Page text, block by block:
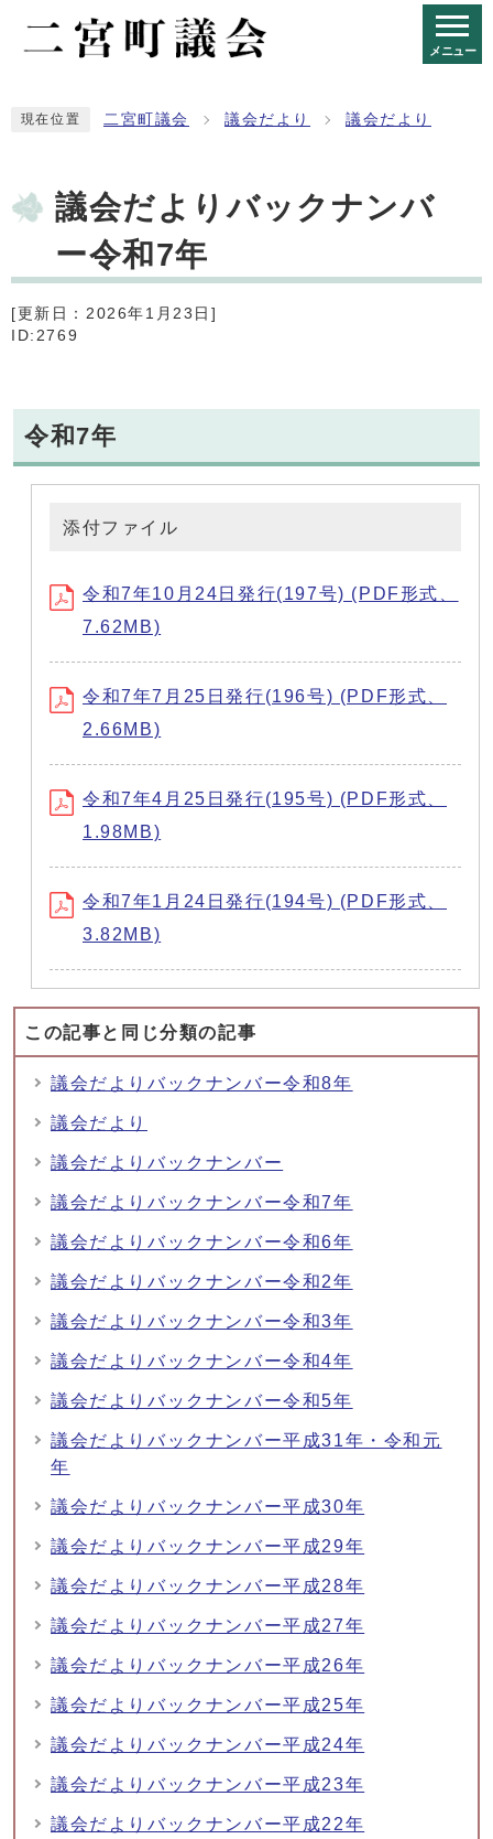
メニュー
現在位置 二宮町議会 議会だより 議会だより
議会だよりバックナンバ
ー令和7年
[更新日：2026年1月23日]
ID:2769
令和7年
添付ファイル
令和7年10月24日発行(197号) (PDF形式、
7.62MB)
令和7年7月25日発行(196号) (PDF形式、
2.66MB)
令和7年4月25日発行(195号) (PDF形式、
1.98MB)
令和7年1月24日発行(194号) (PDF形式、
3.82MB)
この記事と同じ分類の記事
議会だよりバックナンバー令和8年
議会だより
議会だよりバックナンバー
議会だよりバックナンバー令和7年
議会だよりバックナンバー令和6年
議会だよりバックナンバー令和2年
議会だよりバックナンバー令和3年
議会だよりバックナンバー令和4年
議会だよりバックナンバー令和5年
議会だよりバックナンバー平成31年・令和元
年
議会だよりバックナンバー平成30年
議会だよりバックナンバー平成29年
議会だよりバックナンバー平成28年
議会だよりバックナンバー平成27年
議会だよりバックナンバー平成26年
議会だよりバックナンバー平成25年
議会だよりバックナンバー平成24年
議会だよりバックナンバー平成23年
議会だよりバックナンバー平成22年